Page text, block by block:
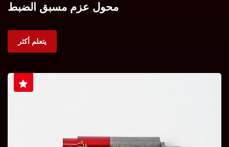
محول عزم مسبق الضبط
يتعلم أكثر